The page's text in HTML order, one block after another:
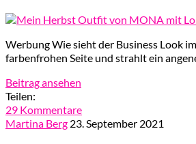
Werbung Wie sieht der Business Look
farbenfrohen Seite und strahlt ein
Beitrag ansehen
Teilen:
29 Kommentare
Martina Berg 23. September 2021